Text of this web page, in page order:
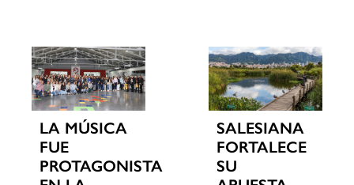
LA MÚSICA
FUE
PROTAGONISTA
SALESIANA
FORTALECE
SU